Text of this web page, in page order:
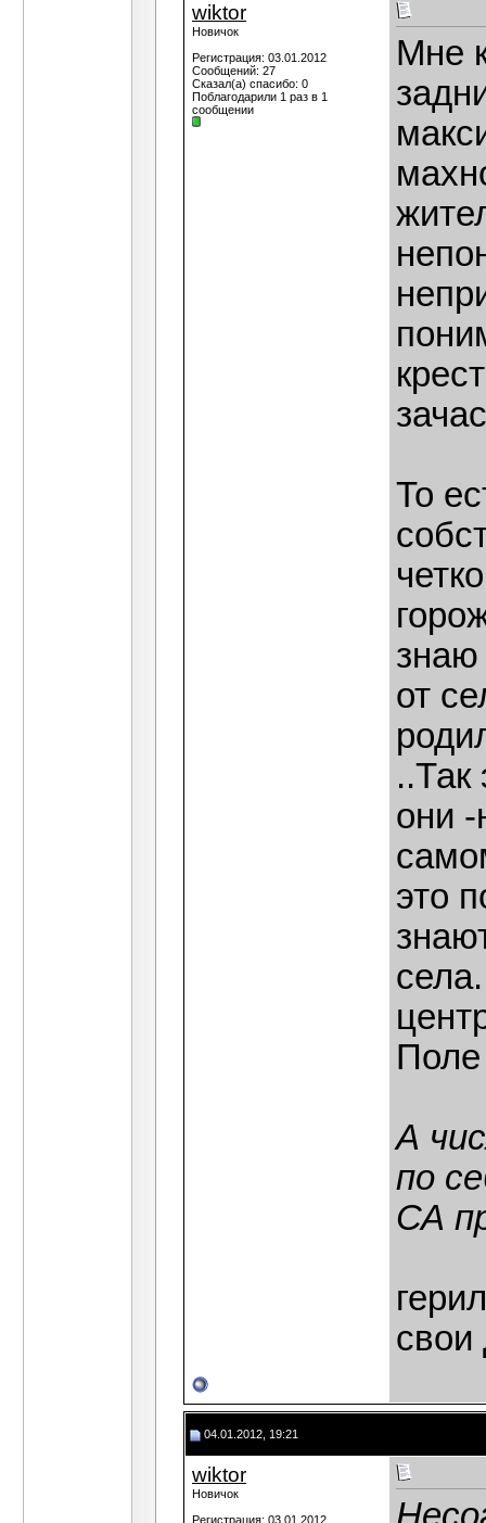
wiktor
Новичок
Регистрация: 03.01.2012
Сообщений: 27
Сказал(а) спасибо: 0
Поблагодарили 1 раз в 1
сообщении
Мне
То
знаю
от
..Так
они -
это
Поле
А
по
СА
свои
04.01.2012, 19:21
wiktor
Новичок
Регистрация: 03.01.2012